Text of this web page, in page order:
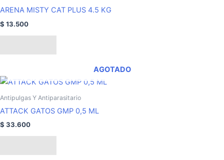
ARENA MISTY CAT PLUS 4.5 KG
$ 13.500
AGOTADO
Antipulgas Y Antiparasitario
ATTACK GATOS GMP 0,5 ML
$ 33.600